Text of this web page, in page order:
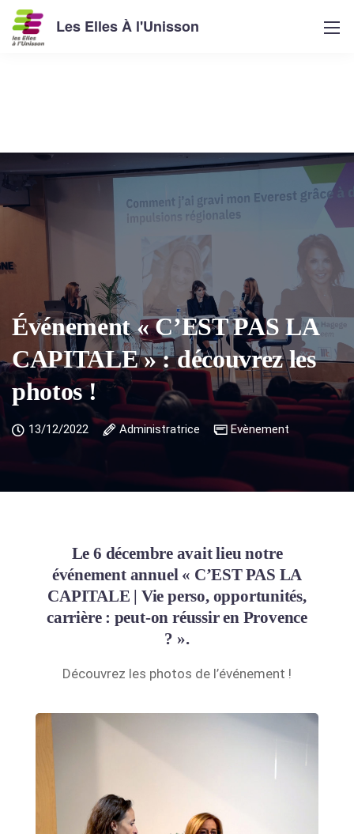
Les Elles À l'Unisson
Événement « C’EST PAS LA
CAPITALE » : découvrez les
photos !
13/12/2022 Administratrice Evènement
Le 6 décembre avait lieu notre
événement annuel « C’EST PAS LA
CAPITALE | Vie perso, opportunités,
carrière : peut-on réussir en Provence
? ».
Découvrez les photos de l’événement !